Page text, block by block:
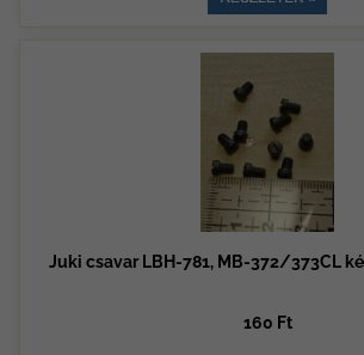
Juki csavar LBH-781, MB-372/373CL
160 Ft